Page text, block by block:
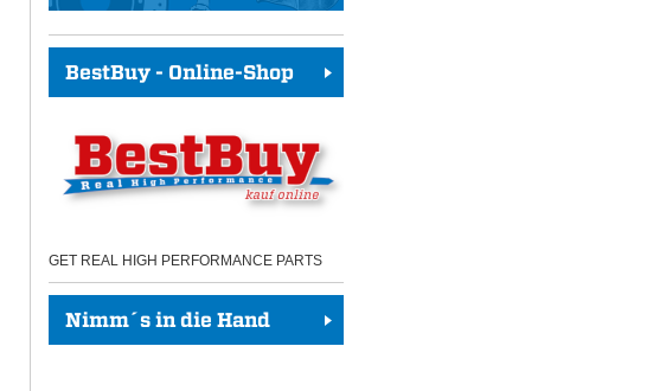
BestBuy - Online-Shop
GET REAL HIGH PERFORMANCE PARTS
Nimm´s in die Hand